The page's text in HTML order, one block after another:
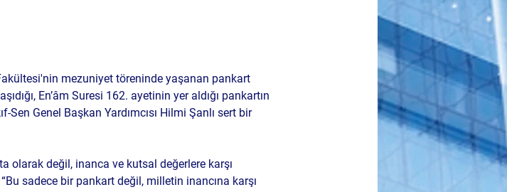
mezuniyet töreninde yaşanan pankart
En’âm Suresi 162. ayetinin yer aldığı pankartın
Sen Genel Başkan Yardımcısı Hilmi Şanlı sert bir
olarak değil, inanca ve kutsal değerlere karşı
sadece bir pankart değil, milletin inancına karşı